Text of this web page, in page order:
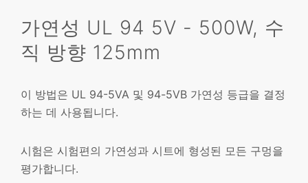
가연성 UL 94 5V - 500W, 수
직 방향 125mm
이 방법은 UL 94-5VA 및 94-5VB 가연성 등급을 결정
하는 데 사용됩니다.
시험은 시험편의 가연성과 시트에 형성된 모든 구멍을
평가합니다.